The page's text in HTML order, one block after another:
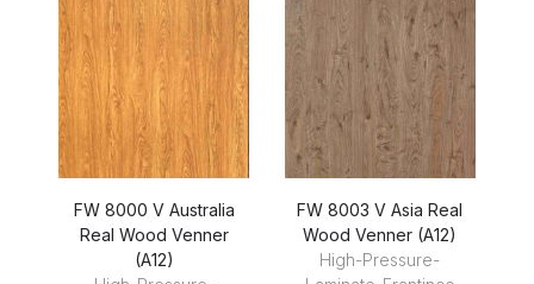
FW 8000 V Australia
Real Wood Venner
(A12)
FW 8003 V Asia Real
Wood Venner (A12)
High-Pressure-